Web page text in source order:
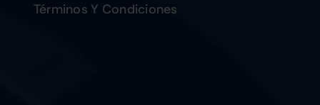
Términos Y Condiciones